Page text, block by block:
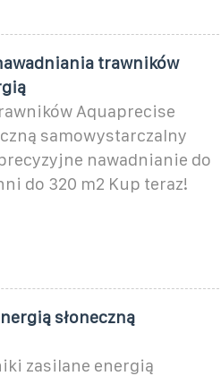
trawników
Aquaprecise
samowystarczalny
nawadnianie do
do 320 m2 Kup teraz!
słoneczną
zasilane energią